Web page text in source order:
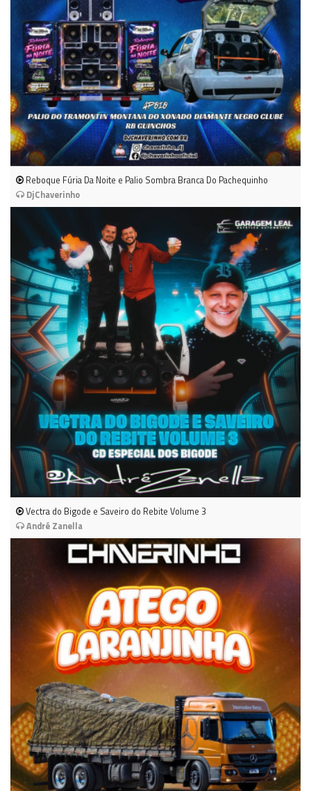
Reboque Fúria Da Noite e Palio Sombra Branca Do Pachequinho
DjChaverinho
Vectra do Bigode e Saveiro do Rebite Volume 3
André Zanella